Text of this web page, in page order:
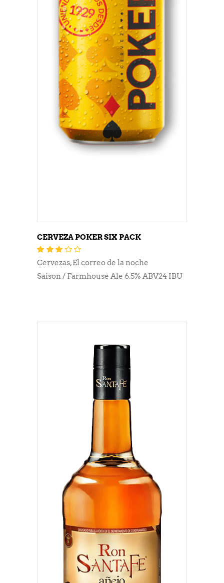
CERVEZA POKER SIX PACK
de 5
Cervezas,El correo de la noche
Saison / Farmhouse Ale 6.5% ABV24 IBU